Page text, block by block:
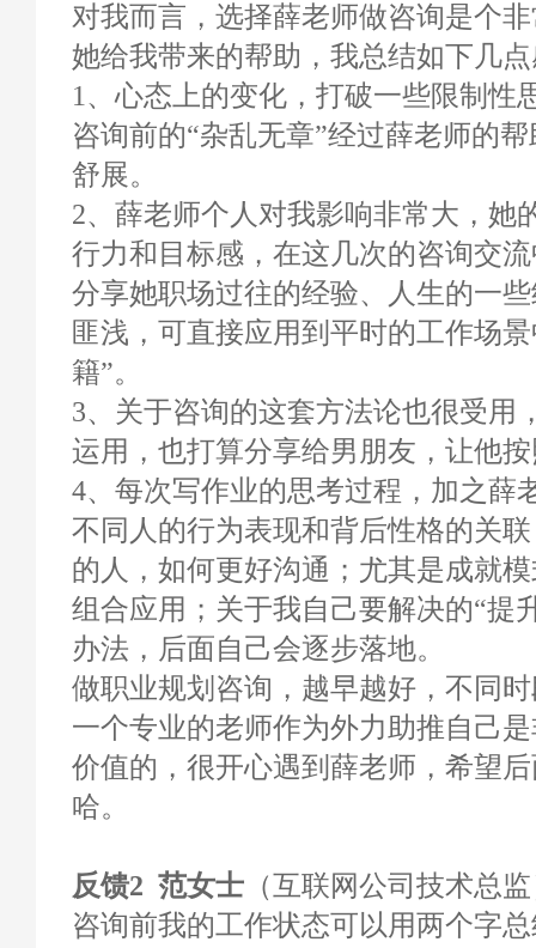
对我而言，选择薛老师做咨询是个
她给我带来的帮助，我总结如下几
1、心态上的变化，打破一些限制性
咨询前的“杂乱无章”经过薛老师的
舒展。
2、薛老师个人对我影响非常大，她
行力和目标感，在这几次的咨询交
分享她职场过往的经验、人生的一
匪浅，可直接应用到平时的工作场
籍”。
3、关于咨询的这套方法论也很受用
运用，也打算分享给男朋友，让他
4、每次写作业的思考过程，加之薛
不同人的行为表现和背后性格的关
的人，如何更好沟通；尤其是成就
组合应用；关于我自己要解决的“提
办法，后面自己会逐步落地。
做职业规划咨询，越早越好，不同
一个专业的老师作为外力助推自己
价值的，很开心遇到薛老师，希望
哈。
反馈2 范女士 （互联网公司技术总
咨询前我的工作状态可以用两个字